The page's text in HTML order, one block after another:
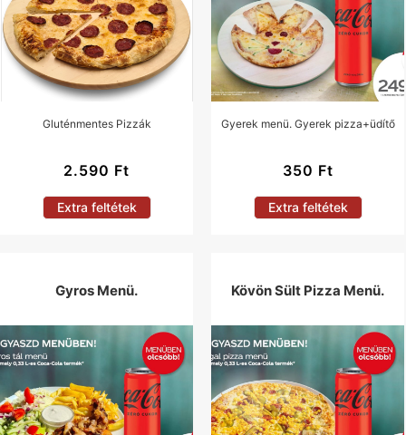
Gluténmentes Pizzák
2.590 Ft
Extra feltétek
Gyerek menü. Gyerek pizza+üdítő
350 Ft
Extra feltétek
Gyros Menü. Kövön Sült Pizza Menü.